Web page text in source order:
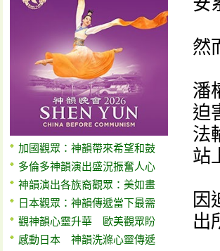
加國觀眾：神韻帶來希望和鼓
多倫多神韻演出盛況振奮人心
神韻演出各族裔觀眾：美如畫
日本觀眾：神韻傳遞當下最需
觀神韻心靈升華 歐美觀眾盼
感動日本 神韻洗滌心靈傳遞
然
潘
迫
法
站
因
出